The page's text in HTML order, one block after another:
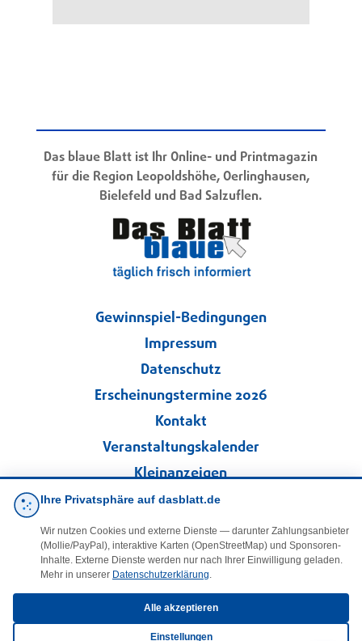
Das blaue Blatt ist Ihr Online- und Printmagazin
für die Region Leopoldshöhe, Oerlinghausen,
Bielefeld und Bad Salzuflen.
Gewinnspiel-Bedingungen
Impressum
Datenschutz
Erscheinungstermine 2026
Kontakt
Veranstaltungskalender
Kleinanzeigen
Folgen Sie uns!
facebook
Ihre Privatsphäre auf dasblatt.de
Wir nutzen Cookies und externe Dienste — darunter Zahlungsanbieter
(Mollie/PayPal), interaktive Karten (OpenStreetMap) und Sponsoren-
Inhalte. Externe Dienste werden nur nach Ihrer Einwilligung geladen.
Mehr in unserer Datenschutzerklärung.
Alle akzeptieren
Einstellungen